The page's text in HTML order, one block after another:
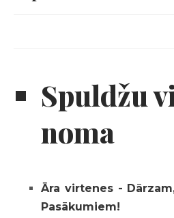
Spuldžu
noma
Āra virtenes -
Pasākumiem!